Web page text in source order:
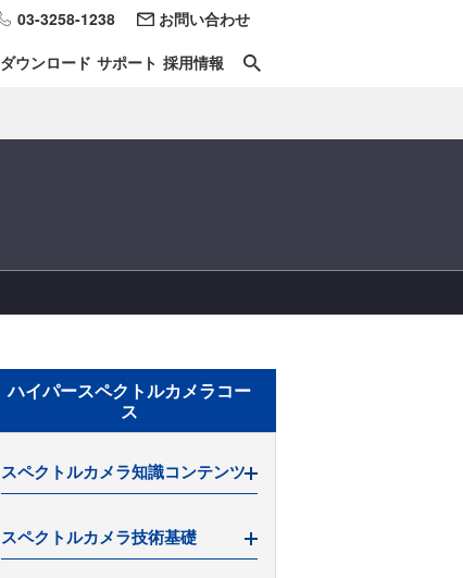
03-3258-1238
お問い合わせ
ダウンロード サポート 採用情報
ハイパースペクトルカメラコー
ス
スペクトルカメラ知識コンテンツ
機械学習とスペクトル解析
スペクトルカメラ導入の費用対効果
スペクトルカメラ技術基礎